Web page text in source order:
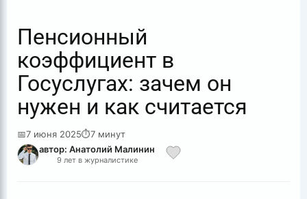
Пенсионный
коэффициент в
Госуслугах: зачем он
нужен и как считается
📅7 июня 2025⏱7 минут
автор: Анатолий Малинин
9 лет в журналистике